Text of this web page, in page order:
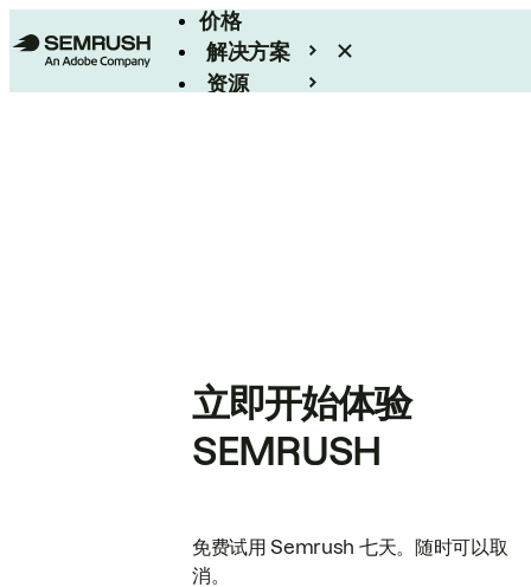
价格
解决方案
资源
立即开始体验
SEMRUSH
免费试用 Semrush 七天。随时可以取
消。